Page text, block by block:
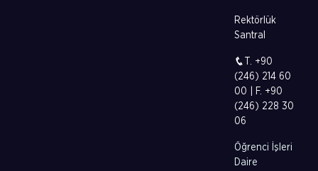
Rektörlük
Santral
T. +90
(246) 214 60
00 | F. +90
(246) 228 30
06
Öğrenci İşleri
Daire